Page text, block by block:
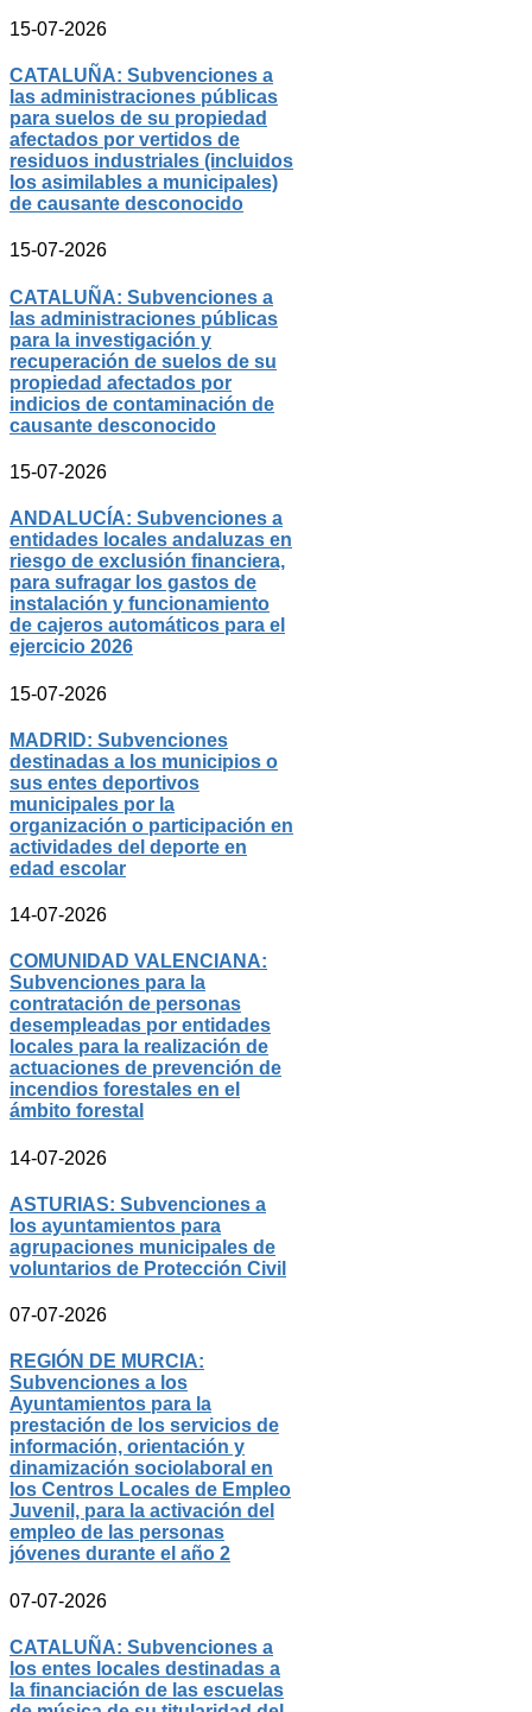
15-07-2026
CATALUÑA: Subvenciones a
las administraciones públicas
para suelos de su propiedad
afectados por vertidos de
residuos industriales (incluidos
los asimilables a municipales)
de causante desconocido
15-07-2026
CATALUÑA: Subvenciones a
las administraciones públicas
para la investigación y
recuperación de suelos de su
propiedad afectados por
indicios de contaminación de
causante desconocido
15-07-2026
ANDALUCÍA: Subvenciones a
entidades locales andaluzas en
riesgo de exclusión financiera,
para sufragar los gastos de
instalación y funcionamiento
de cajeros automáticos para el
ejercicio 2026
15-07-2026
MADRID: Subvenciones
destinadas a los municipios o
sus entes deportivos
municipales por la
organización o participación en
actividades del deporte en
edad escolar
14-07-2026
COMUNIDAD VALENCIANA:
Subvenciones para la
contratación de personas
desempleadas por entidades
locales para la realización de
actuaciones de prevención de
incendios forestales en el
ámbito forestal
14-07-2026
ASTURIAS: Subvenciones a
los ayuntamientos para
agrupaciones municipales de
voluntarios de Protección Civil
07-07-2026
REGIÓN DE MURCIA:
Subvenciones a los
Ayuntamientos para la
prestación de los servicios de
información, orientación y
dinamización sociolaboral en
los Centros Locales de Empleo
Juvenil, para la activación del
empleo de las personas
jóvenes durante el año 2
07-07-2026
CATALUÑA: Subvenciones a
los entes locales destinadas a
la financiación de las escuelas